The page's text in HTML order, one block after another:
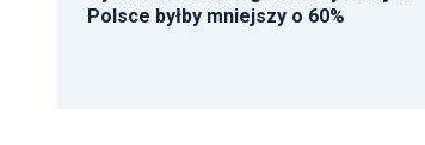
Polsce byłby mniejszy o 60%